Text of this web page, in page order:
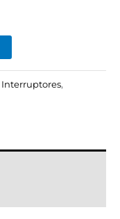
Interruptores,